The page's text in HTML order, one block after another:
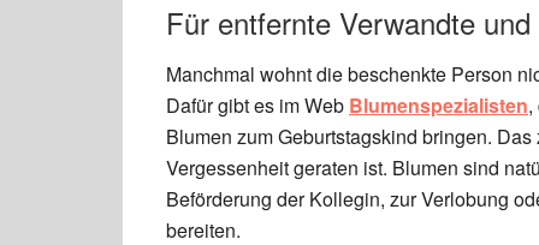
Für entfernte Verwandte
Manchmal wohnt die beschenkte Person
Dafür gibt es im Web Blumenspezialisten,
Blumen zum Geburtstagskind bringen.
Vergessenheit geraten ist. Blumen sind
Beförderung der Kollegin, zur Verlobung
bereiten.